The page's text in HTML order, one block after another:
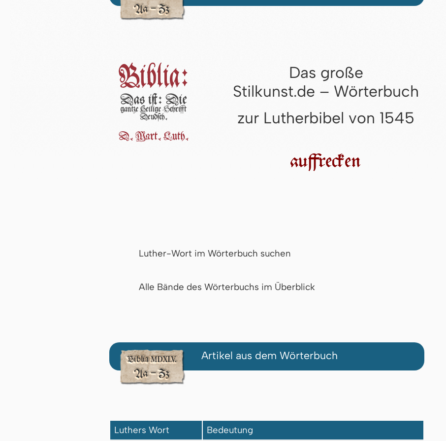
Das große
Stilkunst.de – Wörterbuch
zur Lutherbibel von 1545
auffrecken
Luther-Wort im Wörterbuch suchen
Alle Bände des Wörterbuchs im Überblick
Artikel aus dem Wörterbuch
Luthers Wort Bedeutung